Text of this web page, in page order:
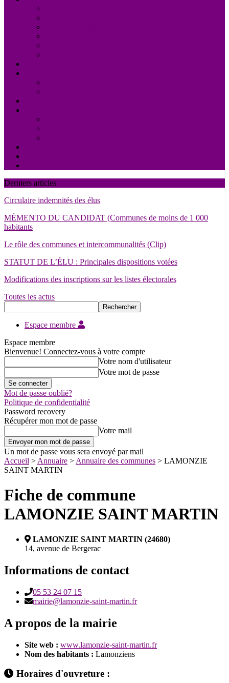
Derniers articles
Circulaire indemnités des élus
MÉMENTO DU CANDIDAT (Communes de moins de 1 000
habitants
Le rôle des communes et intercommunalités (Clip)
STATUT DE L’ÉLU : Principales dispositions votées
Modifications des inscriptions sur les listes électorales
Toutes les actus
Espace membre
Espace membre
Bienvenue! Connectez-vous à votre compte
Votre nom d'utilisateur
Votre mot de passe
Mot de passe oublié?
Politique de confidentialité
Password recovery
Récupérer mon mot de passe
Votre mail
Un mot de passe vous sera envoyé par mail
Accueil > Annuaire > Annuaire des communes > LAMONZIE
SAINT MARTIN
Fiche de commune
LAMONZIE SAINT MARTIN
LAMONZIE SAINT MARTIN (24680)
14, avenue de Bergerac
Informations de contact
05 53 24 07 15
mairie@lamonzie-saint-martin.fr
A propos de la mairie
Site web : www.lamonzie-saint-martin.fr
Nom des habitants : Lamonziens
Horaires d'ouvreture :